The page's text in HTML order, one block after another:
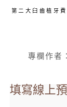
第二大臼齒植牙
專欄作者
填寫線上